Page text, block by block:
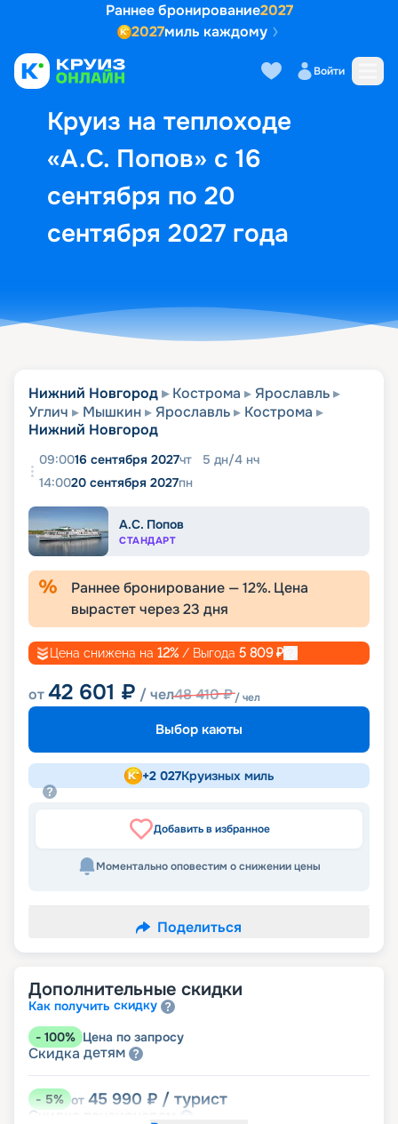
Раннее бронирование2027
2027миль каждому
Войти
Круиз на теплоходе
«А.С. Попов» с 16
сентября по 20
сентября 2027 года
Выбор кают Маршрут и
Нижний Новгород Кострома
Ярославль
Углич
Мышкин Ярославль
Кострома
Нижний Новгород
09:0016 сентября 2027чт 5 дн/4 нч
14:0020 сентября 2027пн
А.С. Попов
СТАНДАРТ
Раннее бронирование —12%. Цена
вырастет через23 дня
Цена снижена на 12% / Выгода 5 809₽
от42 601 ₽ / чел48 410₽/ чел
Выбор каюты
+2 027Круизных миль
Добавить в избранное
Моментально оповестим о снижении цены
Поделиться
Дополнительные скидки
Как получить скидку
- 100% Цена по запросу
Скидка детям
-5% от 45 990 ₽ / турист
Скидка